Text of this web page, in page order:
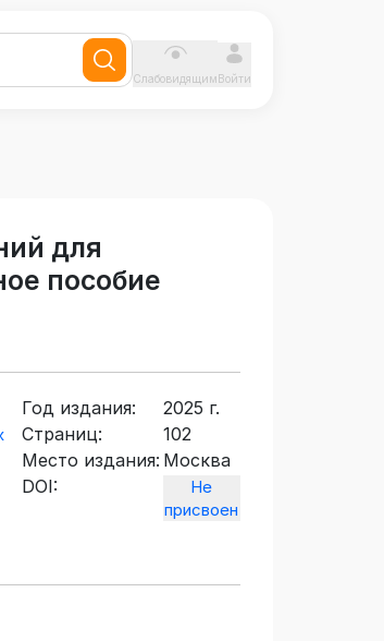
СлабовидящимВойти
для
пособие
Год издания:
2025 г.
Страниц:
102
Место издания: Москва
DOI:
Не
присвоен